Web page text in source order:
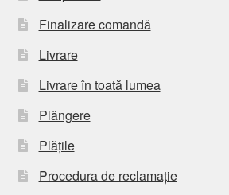
Finalizare comandă
Livrare
Livrare în toată lumea
Plângere
Plățile
Procedura de reclamație